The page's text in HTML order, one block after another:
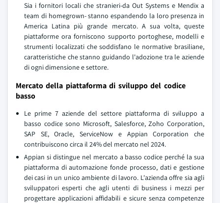
Sia i fornitori locali che stranieri-da Out Systems e Mendix a
team di homegrown- stanno espandendo la loro presenza in
America Latina più grande mercato. A sua volta, queste
piattaforme ora forniscono supporto portoghese, modelli e
strumenti localizzati che soddisfano le normative brasiliane,
caratteristiche che stanno guidando l'adozione tra le aziende
di ogni dimensione e settore.
Mercato della piattaforma di sviluppo del codice
basso
Le prime 7 aziende del settore piattaforma di sviluppo a
basso codice sono Microsoft, Salesforce, Zoho Corporation,
SAP SE, Oracle, ServiceNow e Appian Corporation che
contribuiscono circa il 24% del mercato nel 2024.
Appian si distingue nel mercato a basso codice perché la sua
piattaforma di automazione fonde processo, dati e gestione
dei casi in un unico ambiente di lavoro. L'azienda offre sia agli
sviluppatori esperti che agli utenti di business i mezzi per
progettare applicazioni affidabili e sicure senza competenze